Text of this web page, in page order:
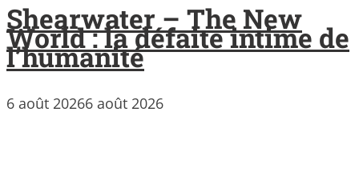
Shearwater – The New
World : la défaite intime de
l’humanité
6 août 20266 août 2026